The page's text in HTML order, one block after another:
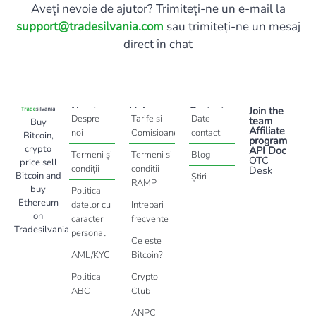
Aveți nevoie de ajutor? Trimiteți-ne un e-mail la
support@tradesilvania.com sau trimiteți-ne un mesaj
direct în chat
Buy
Bitcoin,
crypto
price sell
Bitcoin and
buy
Ethereum
on
Tradesilvania
About
Despre
noi
Termeni și
condiții
Politica
datelor cu
caracter
personal
AML/KYC
Politica
ABC
Help
Tarife si
Comisioane
Termeni si
conditii
RAMP
Intrebari
frecvente
Ce este
Bitcoin?
Crypto
Club
ANPC
Contact
Date
contact
Blog
Știri
Join the
team
Affiliate
program
API Doc
OTC
Desk